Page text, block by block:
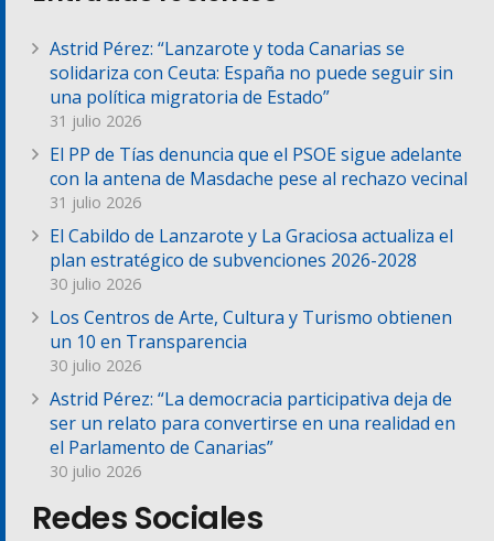
Astrid Pérez: “Lanzarote y toda Canarias se
solidariza con Ceuta: España no puede seguir sin
una política migratoria de Estado”
31 julio 2026
El PP de Tías denuncia que el PSOE sigue adelante
con la antena de Masdache pese al rechazo vecinal
31 julio 2026
El Cabildo de Lanzarote y La Graciosa actualiza el
plan estratégico de subvenciones 2026-2028
30 julio 2026
Los Centros de Arte, Cultura y Turismo obtienen
un 10 en Transparencia
30 julio 2026
Astrid Pérez: “La democracia participativa deja de
ser un relato para convertirse en una realidad en
el Parlamento de Canarias”
30 julio 2026
Redes Sociales